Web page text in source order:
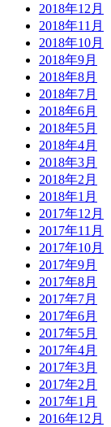
2018年12月
2018年11月
2018年10月
2018年9月
2018年8月
2018年7月
2018年6月
2018年5月
2018年4月
2018年3月
2018年2月
2018年1月
2017年12月
2017年11月
2017年10月
2017年9月
2017年8月
2017年7月
2017年6月
2017年5月
2017年4月
2017年3月
2017年2月
2017年1月
2016年12月